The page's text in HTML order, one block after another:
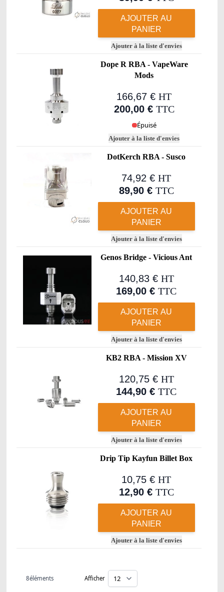
AJOUTER AU
PANIER
Ajouter à la liste d'envies
Dope R RBA - VapeWare
Mods
166,67 € HT
200,00 € TTC
Épuisé
Ajouter à la liste d'envies
DotKerch RBA - Susco
74,92 € HT
89,90 € TTC
AJOUTER AU
PANIER
Ajouter à la liste d'envies
Genos Bridge - Vicious Ant
140,83 € HT
169,00 € TTC
AJOUTER AU
PANIER
Ajouter à la liste d'envies
KB2 RBA - Mission XV
120,75 € HT
144,90 € TTC
AJOUTER AU
PANIER
Ajouter à la liste d'envies
Drip Tip Kayfun Billet Box
10,75 € HT
12,90 € TTC
AJOUTER AU
PANIER
Ajouter à la liste d'envies
8éléments Afficher
par page